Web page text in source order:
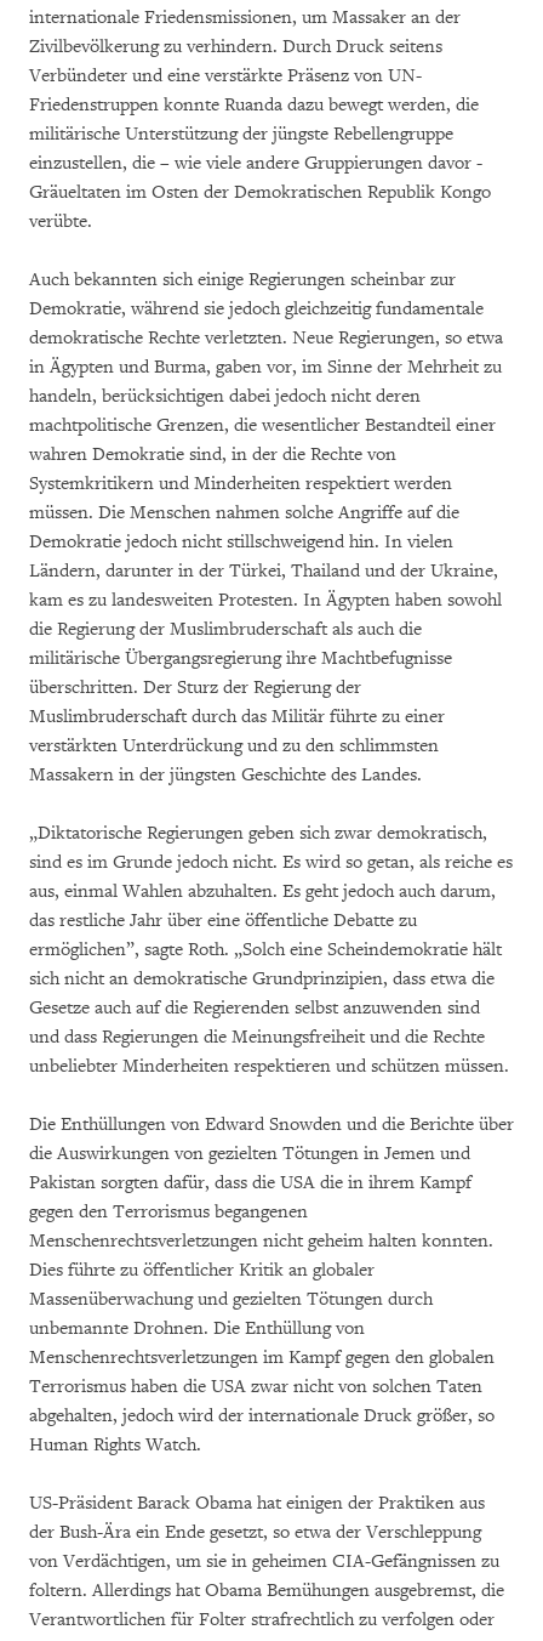
internationale Friedensmissionen, um Massaker an der
Zivilbevölkerung zu verhindern. Durch Druck seitens
Verbündeter und eine verstärkte Präsenz von UN-
Friedenstruppen konnte Ruanda dazu bewegt werden, die
militärische Unterstützung der jüngste Rebellengruppe
einzustellen, die – wie viele andere Gruppierungen davor -
Gräueltaten im Osten der Demokratischen Republik Kongo
verübte.
Auch bekannten sich einige Regierungen scheinbar zur
Demokratie, während sie jedoch gleichzeitig fundamentale
demokratische Rechte verletzten. Neue Regierungen, so etwa
in Ägypten und Burma, gaben vor, im Sinne der Mehrheit zu
handeln, berücksichtigen dabei jedoch nicht deren
machtpolitische Grenzen, die wesentlicher Bestandteil einer
wahren Demokratie sind, in der die Rechte von
Systemkritikern und Minderheiten respektiert werden
müssen. Die Menschen nahmen solche Angriffe auf die
Demokratie jedoch nicht stillschweigend hin. In vielen
Ländern, darunter in der Türkei, Thailand und der Ukraine,
kam es zu landesweiten Protesten. In Ägypten haben sowohl
die Regierung der Muslimbruderschaft als auch die
militärische Übergangsregierung ihre Machtbefugnisse
überschritten. Der Sturz der Regierung der
Muslimbruderschaft durch das Militär führte zu einer
verstärkten Unterdrückung und zu den schlimmsten
Massakern in der jüngsten Geschichte des Landes.
„Diktatorische Regierungen geben sich zwar demokratisch,
sind es im Grunde jedoch nicht. Es wird so getan, als reiche es
aus, einmal Wahlen abzuhalten. Es geht jedoch auch darum,
das restliche Jahr über eine öffentliche Debatte zu
ermöglichen”, sagte Roth. „Solch eine Scheindemokratie hält
sich nicht an demokratische Grundprinzipien, dass etwa die
Gesetze auch auf die Regierenden selbst anzuwenden sind
und dass Regierungen die Meinungsfreiheit und die Rechte
unbeliebter Minderheiten respektieren und schützen müssen.
Die Enthüllungen von Edward Snowden und die Berichte über
die Auswirkungen von gezielten Tötungen in Jemen und
Pakistan sorgten dafür, dass die USA die in ihrem Kampf
gegen den Terrorismus begangenen
Menschenrechtsverletzungen nicht geheim halten konnten.
Dies führte zu öffentlicher Kritik an globaler
Massenüberwachung und gezielten Tötungen durch
unbemannte Drohnen. Die Enthüllung von
Menschenrechtsverletzungen im Kampf gegen den globalen
Terrorismus haben die USA zwar nicht von solchen Taten
abgehalten, jedoch wird der internationale Druck größer, so
Human Rights Watch.
US-Präsident Barack Obama hat einigen der Praktiken aus
der Bush-Ära ein Ende gesetzt, so etwa der Verschleppung
von Verdächtigen, um sie in geheimen CIA-Gefängnissen zu
foltern. Allerdings hat Obama Bemühungen ausgebremst, die
Verantwortlichen für Folter strafrechtlich zu verfolgen oder